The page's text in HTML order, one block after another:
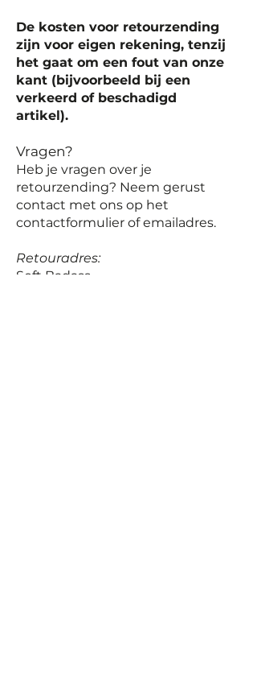
De kosten voor retourzending
zijn voor eigen rekening, tenzij
het gaat om een fout van onze
kant (bijvoorbeeld bij een
verkeerd of beschadigd
artikel).
Vragen?
Heb je vragen over je
retourzending? Neem gerust
contact met ons op het
contactformulier of emailadres.
Retouradres:
Soft Badass